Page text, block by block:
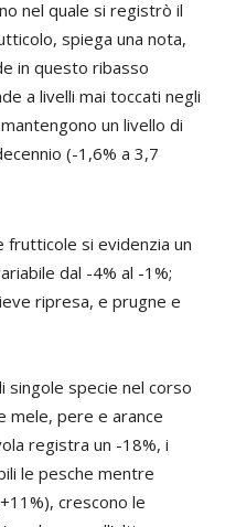
nel quale si registrò il
spiega una nota,
in questo ribasso
a livelli mai toccati negli
un livello di
(-1,6% a 3,7
frutticole si evidenzia un
dal -4% al -1%;
ripresa, e prugne e
singole specie nel corso
mele, pere e arance
registra un -18%, i
le pesche mentre
crescono le